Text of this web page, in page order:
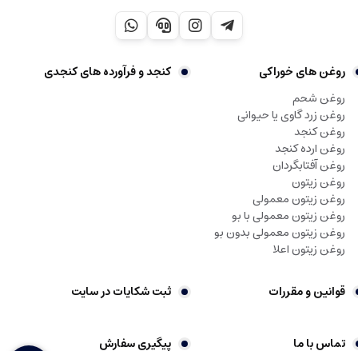
روغن های خوراکی
روغن شحم
روغن زرد گاوی یا حیوانی
روغن کنجد
روغن ارده کنجد
روغن آفتابگردان
روغن زیتون
روغن زیتون معمولی
روغن زیتون معمولی با بو
روغن زیتون معمولی بدون بو
روغن زیتون اعلا
کنجد و فرآورده های کنجدی
قوانین و مقررات ثبت شکایات در سایت
تماس با ما پیگیری سفارش